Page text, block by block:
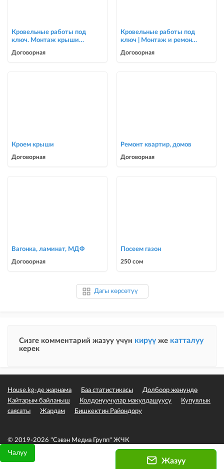
Чалуу
Жазуу
Кровельные работы под
ключ. Монтаж крыши
коттеджей
Договорная
Кровельные работы под
ключ | Монтаж и ремонт
Договорная
Кроем крыши
Договорная
Ремонт квартир, домов
Договорная
Вагонка, ламинат, МДФ
Договорная
Посеем газон
250 сом
Дагы көрсөтүү
Сизге комментарий жазуу үчүн кирүү же катталуу
керек
House.kg-де жарнама Баа статистикасы
Долбоор жөнүндө
Кайтарым байланыш
Колдонуучулар макулдашуусу
Купуялык
саясаты
Жардам Бишкектин Райондору
© 2019-2026 "Сэвэн Медиа Групп" ЖЧК